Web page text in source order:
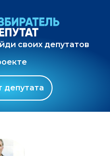
своих депутатов
депутата